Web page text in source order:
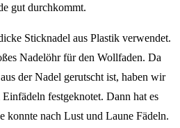
gut durchkommt.
Sticknadel aus Plastik verwendet.
Nadelöhr für den Wollfaden. Da
der Nadel gerutscht ist, haben wir
festgeknotet. Dann hat es
konnte nach Lust und Laune Fädeln.